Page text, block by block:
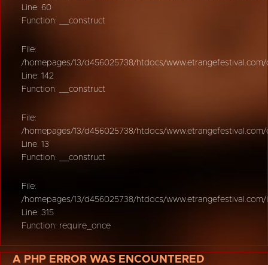
Line: 60
Function: __construct
File:
/homepages/13/d456025738/htdocs/
Line: 142
Function: __construct
File:
/homepages/13/d456025738/htdocs/
Line: 13
Function: __construct
File:
/homepages/13/d456025738/htdocs/
Line: 315
Function: require_once
A PHP ERROR WAS ENCOUNTERED